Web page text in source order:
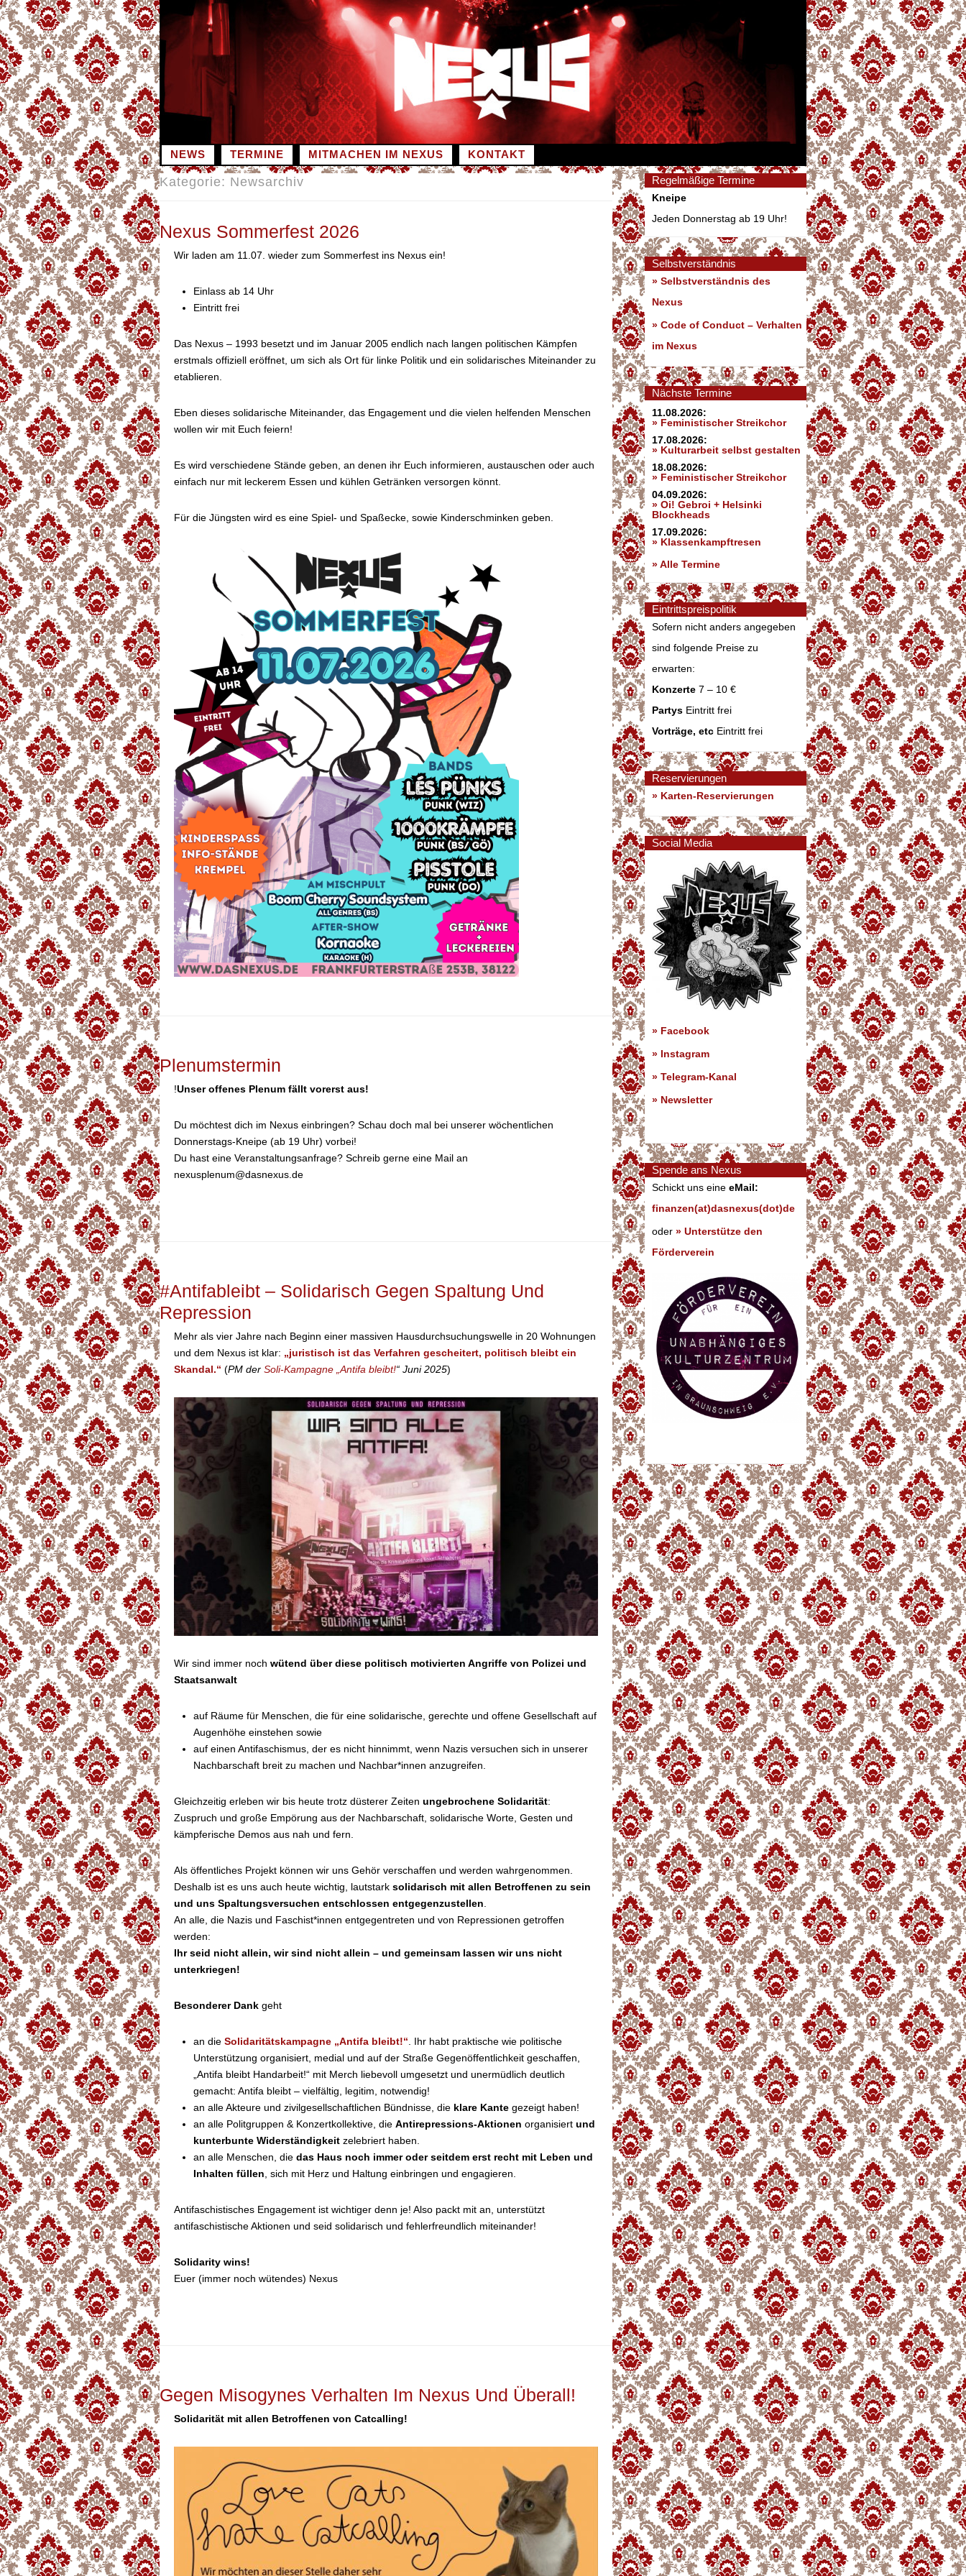
Zum
Inhalt
springen
NEWS TERMINE MITMACHEN IM NEXUS KONTAKT
Kategorie: Newsarchiv
Nexus Sommerfest 2026
Wir laden am 11.07. wieder zum Sommerfest ins Nexus ein!
Einlass ab 14 Uhr
Eintritt frei
Das Nexus – 1993 besetzt und im Januar 2005 endlich nach langen politischen Kämpfen
erstmals offiziell eröffnet, um sich als Ort für linke Politik und ein solidarisches Miteinander zu
etablieren.
Eben dieses solidarische Miteinander, das Engagement und die vielen helfenden Menschen
wollen wir mit Euch feiern!
Es wird verschiedene Stände geben, an denen ihr Euch informieren, austauschen oder auch
einfach nur mit leckerem Essen und kühlen Getränken versorgen könnt.
Für die Jüngsten wird es eine Spiel- und Spaßecke, sowie Kinderschminken geben.
Plenumstermin
!Unser offenes Plenum fällt vorerst aus!
Du möchtest dich im Nexus einbringen? Schau doch mal bei unserer wöchentlichen
Donnerstags-Kneipe (ab 19 Uhr) vorbei!
Du hast eine Veranstaltungsanfrage? Schreib gerne eine Mail an
nexusplenum@dasnexus.de
#Antifableibt – Solidarisch Gegen Spaltung Und
Repression
Mehr als vier Jahre nach Beginn einer massiven Hausdurchsuchungswelle in 20 Wohnungen
und dem Nexus ist klar: „juristisch ist das Verfahren gescheitert, politisch bleibt ein
Skandal.“ (PM der Soli-Kampagne „Antifa bleibt!“ Juni 2025)
Wir sind immer noch wütend über diese politisch motivierten Angriffe von Polizei und
Staatsanwalt
auf Räume für Menschen, die für eine solidarische, gerechte und offene Gesellschaft auf
Augenhöhe einstehen sowie
auf einen Antifaschismus, der es nicht hinnimmt, wenn Nazis versuchen sich in unserer
Nachbarschaft breit zu machen und Nachbar*innen anzugreifen.
Gleichzeitig erleben wir bis heute trotz düsterer Zeiten ungebrochene Solidarität:
Zuspruch und große Empörung aus der Nachbarschaft, solidarische Worte, Gesten und
kämpferische Demos aus nah und fern.
Als öffentliches Projekt können wir uns Gehör verschaffen und werden wahrgenommen.
Deshalb ist es uns auch heute wichtig, lautstark solidarisch mit allen Betroffenen zu sein
und uns Spaltungsversuchen entschlossen entgegenzustellen
An alle, die Nazis und Faschist*innen entgegentreten und von Repressionen getroffen
werden:
Ihr seid nicht allein, wir sind nicht allein – und gemeinsam lassen wir uns nicht
unterkriegen!
Besonderer Dank geht
an die Solidaritätskampagne „Antifa bleibt!“ . Ihr habt praktische wie politische
Unterstützung organisiert, medial und auf der Straße Gegenöffentlichkeit geschaffen,
„Antifa bleibt Handarbeit!“ mit Merch liebevoll umgesetzt und unermüdlich deutlich
gemacht: Antifa bleibt – vielfältig, legitim, notwendig!
an alle Akteure und zivilgesellschaftlichen Bündnisse, die klare Kante gezeigt haben!
an alle Politgruppen & Konzertkollektive, die Antirepressions-Aktionen organisiert und
kunterbunte Widerständigkeit zelebriert haben.
an alle Menschen, die das Haus noch immer oder seitdem erst recht mit Leben und
Inhalten füllen , sich mit Herz und Haltung einbringen und engagieren.
Antifaschistisches Engagement ist wichtiger denn je! Also packt mit an, unterstützt
antifaschistische Aktionen und seid solidarisch und fehlerfreundlich miteinander!
Solidarity wins!
Euer (immer noch wütendes) Nexus
Gegen Misogynes Verhalten Im Nexus Und Überall!
Solidarität mit allen Betroffenen von Catcalling!
Regelmäßige Termine
Kneipe
Jeden Donnerstag ab 19 Uhr!
Selbstverständnis
» Selbstverständnis des
Nexus
» Code of Conduct – Verhalten
im Nexus
Nächste Termine
11.08.2026:
» Feministischer Streikchor
17.08.2026:
» Kulturarbeit selbst gestalten
18.08.2026:
» Feministischer Streikchor
04.09.2026:
» Oi! Gebroi + Helsinki
Blockheads
17.09.2026:
» Klassenkampftresen
» Alle Termine
Eintrittspreispolitik
Sofern nicht anders angegeben
sind folgende Preise zu
erwarten:
Konzerte 7 – 10 €
Partys Eintritt frei
Vorträge, etc Eintritt frei
Reservierungen
» Karten-Reservierungen
Social Media
» Facebook
» Instagram
» Telegram-Kanal
» Newsletter
Spende ans Nexus
Schickt uns eine eMail:
finanzen(at)dasnexus(dot)de
oder » Unterstütze den
Förderverein